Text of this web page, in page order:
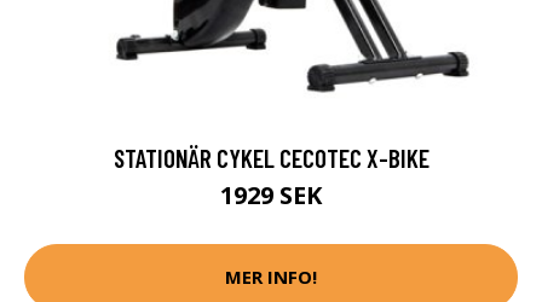
STATIONÄR CYKEL CECOTEC X-BIKE
1929 SEK
MER INFO!